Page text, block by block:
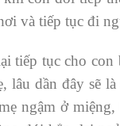
và tiếp tục đi
tiếp tục cho con
dần đây sẽ
ngậm ở